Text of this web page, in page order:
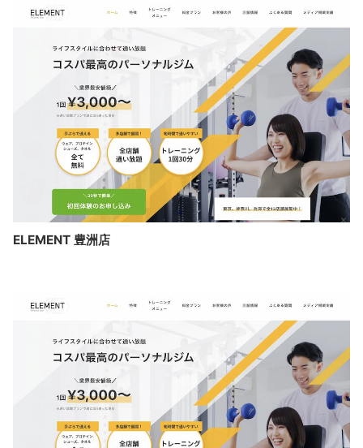
ELEMENT 豊洲店